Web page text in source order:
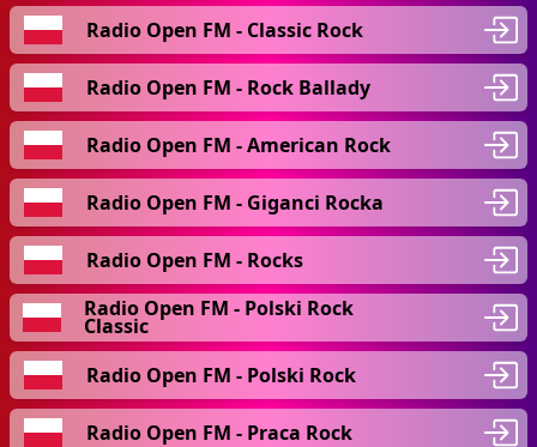
Radio Open FM - Classic Rock
Radio Open FM - Rock Ballady
Radio Open FM - American Rock
Radio Open FM - Giganci Rocka
Radio Open FM - Rocks
Radio Open FM - Polski Rock
Classic
Radio Open FM - Polski Rock
Radio Open FM - Praca Rock